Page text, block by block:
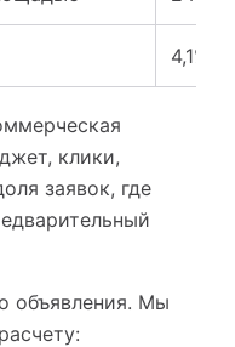
4,1%
клики,
заявок, где
объявления. Мы